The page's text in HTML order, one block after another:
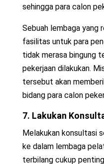
sehingga para calon
Sebuah lembaga yang
fasilitas untuk para
tidak merasa bingung
pekerjaan dilakukan.
tersebut akan
bidang para calon
7. Lakukan
Melakukan konsultasi
ke dalam lembaga
terbilang cukup